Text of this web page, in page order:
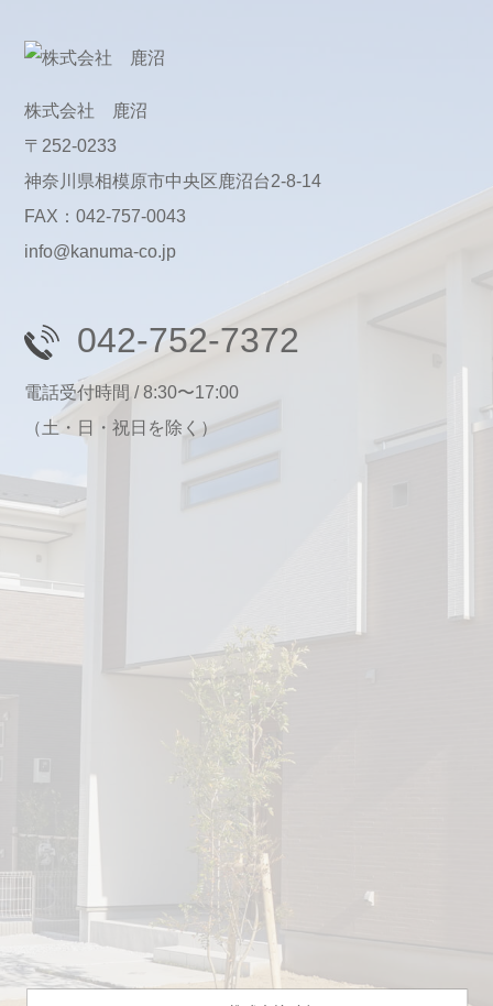
株式会社 鹿沼
〒252-0233
神奈川県相模原市中央区鹿沼台2-8-14
FAX：042-757-0043
info@kanuma-co.jp
042-752-7372
電話受付時間 / 8:30〜17:00
（土・日・祝日を除く）